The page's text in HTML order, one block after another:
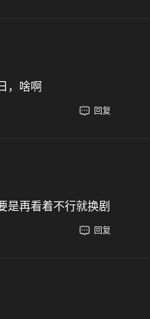
，啥啊
回复
是再看着不行就换剧
回复